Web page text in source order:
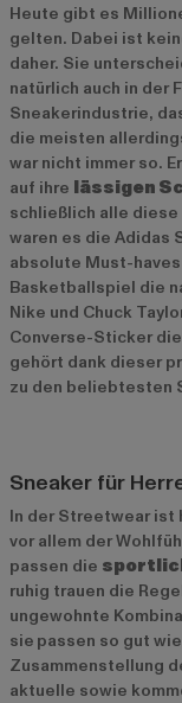
Heute gibt es
gelten. Dabei ist
daher. Sie
natürlich auch in der
Sneakerindustrie,
die meisten
war nicht immer so.
auf ihre lässigen
schließlich alle diese
waren es die Adidas
absolute Must-
Basketballspiel die
Nike und Chuck
Converse-Sticker
gehört dank dieser
zu den beliebtesten
Sneaker für
In der Streetwear
vor allem der
passen die
ruhig trauen die
ungewohnte
sie passen so gut
Zusammenstellung
aktuelle sowie